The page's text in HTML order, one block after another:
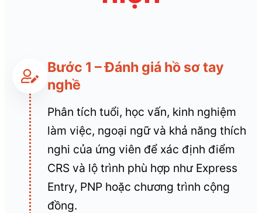
Bước 1 – Đánh giá hồ sơ tay
nghề
Phân tích tuổi, học vấn, kinh nghiệm
làm việc, ngoại ngữ và khả năng thích
nghi của ứng viên để xác định điểm
CRS và lộ trình phù hợp như Express
Entry, PNP hoặc chương trình cộng
đồng.